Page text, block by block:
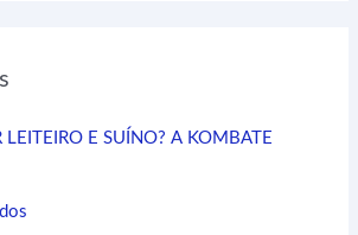
LEITEIRO E SUÍNO? A KOMBATE